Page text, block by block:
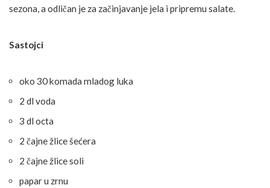
sezona, a odličan je za začinjavanje jela i pripremu salate.
Sastojci
oko 30 komada mladog luka
2 dl voda
3 dl octa
2 čajne žlice šećera
2 čajne žlice soli
papar u zrnu